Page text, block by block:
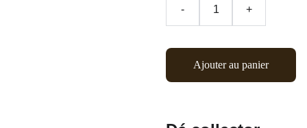
- +
Ajouter au panier